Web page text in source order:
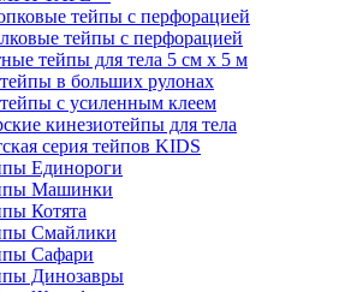
тейпы с перфорацией
тейпы с перфорацией
тейпы для тела 5 см x 5 м
в больших рулонах
с усиленным клеем
кинезиотейпы для тела
серия тейпов KIDS
Единороги
Машинки
Котята
Смайлики
Сафари
Динозавры